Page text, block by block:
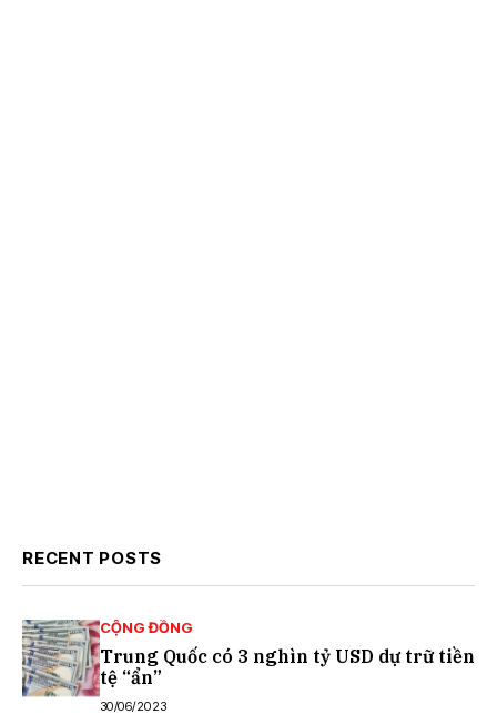
RECENT POSTS
CỘNG ĐỒNG
Trung Quốc có 3 nghìn tỷ USD dự trữ tiền
tệ “ẩn”
30/06/2023